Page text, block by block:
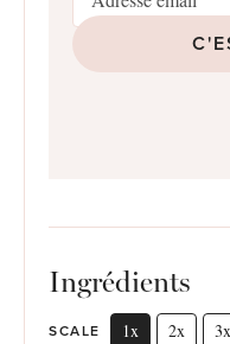
Ingrédients
SCALE 1x 2x 3x